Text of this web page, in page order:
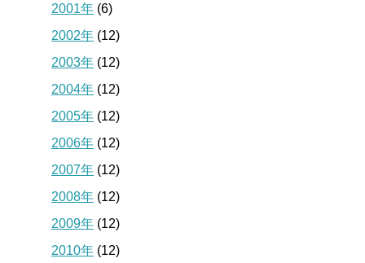
2001年 (6)
2002年 (12)
2003年 (12)
2004年 (12)
2005年 (12)
2006年 (12)
2007年 (12)
2008年 (12)
2009年 (12)
2010年 (12)